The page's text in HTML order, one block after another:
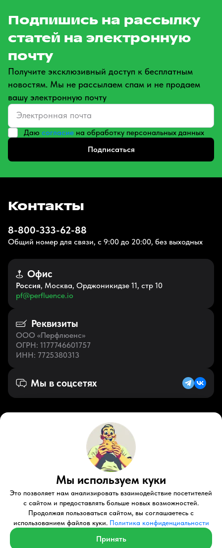
Подпишись на рассылку
статей на электронную
почту
Получите эксклюзивный доступ к бесплатным
новостям. Мы не рассылаем спам и не продаем
вашу электронную почту
Даю согласие на обработку персональных данных
Подписаться
Контакты
8-800-333-62-88
Общий номер для связи, с 9:00 до 20:00, без выходных
Офис
Россия, Москва, Орджоникидзе 11, стр 10
pf@perfluence.io
Реквизиты
ООО «Перфлюенс»
ОГРН: 1177746601757
ИНН: 7725380313
Мы в соцсетях
Русский (RU)
ZenYoutubeTelegramTiktokКонтакты
Правовые документыУсловия использования
Пользовательское соглашение
© 2026 Perfluence LLC Все права защищены.
Политика конфиденциальности
Мы используем куки
Это позволяет нам анализировать взаимодействие посетителей
с сайтом и предоставлять больше новых возможностей.
Продолжая пользоваться сайтом, вы соглашаетесь с
использованием файлов куки. Политика конфиденциальности
Принять